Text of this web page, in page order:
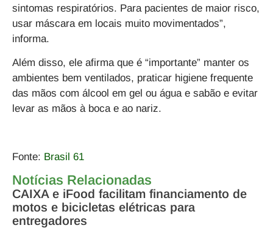
sintomas respiratórios. Para pacientes de maior risco,
usar máscara em locais muito movimentados”,
informa.
Além disso, ele afirma que é “importante” manter os
ambientes bem ventilados, praticar higiene frequente
das mãos com álcool em gel ou água e sabão e evitar
levar as mãos à boca e ao nariz.
Fonte: Brasil 61
Notícias Relacionadas
CAIXA e iFood facilitam financiamento de
motos e bicicletas elétricas para
entregadores